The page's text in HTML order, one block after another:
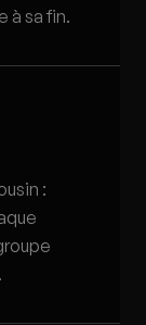
à sa fin.
: